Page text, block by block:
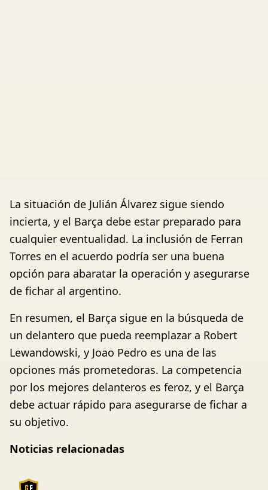
La situación de Julián Álvarez sigue siendo
incierta, y el Barça debe estar preparado para
cualquier eventualidad. La inclusión de Ferran
Torres en el acuerdo podría ser una buena
opción para abaratar la operación y asegurarse
de fichar al argentino.
En resumen, el Barça sigue en la búsqueda de
un delantero que pueda reemplazar a Robert
Lewandowski, y Joao Pedro es una de las
opciones más prometedoras. La competencia
por los mejores delanteros es feroz, y el Barça
debe actuar rápido para asegurarse de fichar a
su objetivo.
Noticias relacionadas